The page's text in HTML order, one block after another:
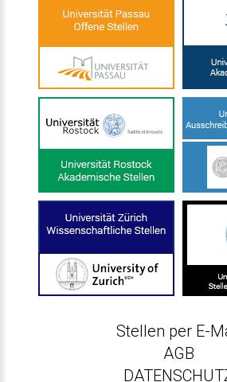
Stellen per E-
AGB